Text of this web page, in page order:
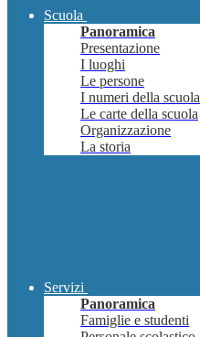
Scuola
Panoramica
Presentazione
I luoghi
Le persone
I numeri della scuola
Le carte della scuola
Organizzazione
La storia
Servizi
Panoramica
Famiglie e studenti